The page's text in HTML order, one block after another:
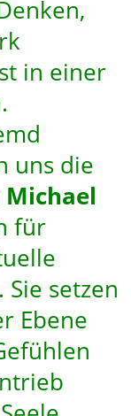
in einer
uns die
Michael
für
setzen
Ebene